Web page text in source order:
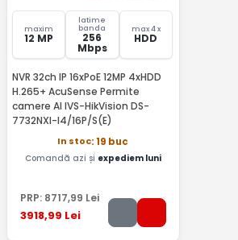
maxim
12 MP
latime
banda
256
Mbps
max 4 x
HDD
NVR 32ch IP 16xPoE 12MP 4xHDD
H.265+ AcuSense Permite
camere AI IVS-HikVision DS-
7732NXI-I4/16P/S(E)
In stoc: 19 buc
Comandă azi și expediem luni
PRP: 8717,99 Lei
3918,99 Lei